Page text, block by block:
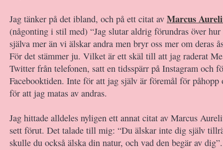
Jag tänker på det ibland, och på ett citat av Marcus
(någonting i stil med) “Jag slutar aldrig förundras över
själva mer än vi älskar andra men bryr oss mer om deras
För det stämmer ju. Vilket är ett skäl till att jag raderat
Twitter från telefonen, satt en tidsspärr på Instagram och
Facebooktiden. Inte för att jag själv är föremål för påhopp
för att jag matas av andras.
Jag hittade alldeles nyligen ett annat citat av Marcus
sett förut. Det talade till mig: “Du älskar inte dig själv
skulle du också älska din natur, och vad den begär av dig”.